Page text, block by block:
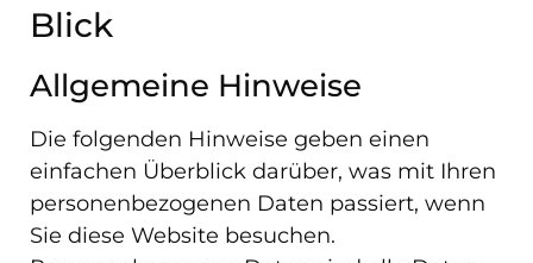
Blick
Allgemeine Hinweise
Die folgenden Hinweise geben einen
einfachen Überblick darüber, was mit Ihren
personenbezogenen Daten passiert, wenn
Sie diese Website besuchen.